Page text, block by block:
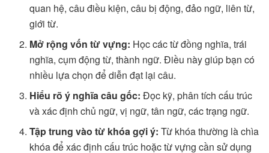
quan hệ, câu điều kiện, câu bị động, đảo ngữ, liên từ,
giới từ.
Mở rộng vốn từ vựng: Học các từ đồng nghĩa, trái
nghĩa, cụm động từ, thành ngữ. Điều này giúp bạn có
nhiều lựa chọn để diễn đạt lại câu.
Hiểu rõ ý nghĩa câu gốc: Đọc kỹ, phân tích cấu trúc
và xác định chủ ngữ, vị ngữ, tân ngữ, các trạng ngữ.
Tập trung vào từ khóa gợi ý: Từ khóa thường là chìa
khóa để xác định cấu trúc hoặc từ vựng cần sử dụng